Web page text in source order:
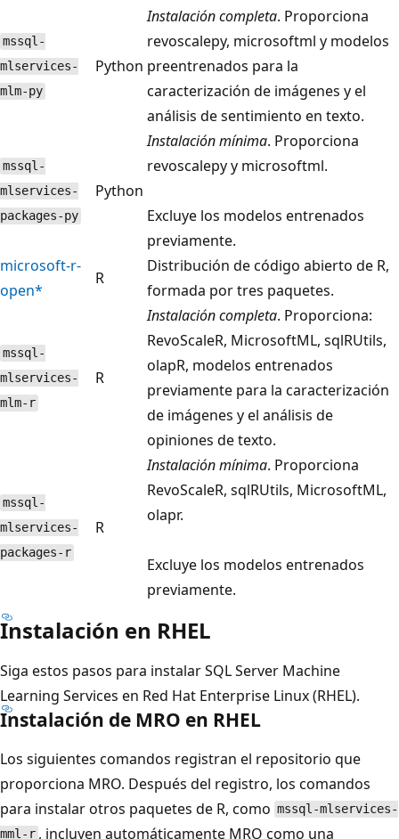
mssql-
mlservices-
mlm-py
Python
Instalación completa. Proporciona
revoscalepy, microsoftml y modelos
preentrenados para la
caracterización de imágenes y el
análisis de sentimiento en texto.
mssql-
mlservices-
packages-py
Python
Instalación mínima. Proporciona
revoscalepy y microsoftml.
Excluye los modelos entrenados
previamente.
microsoft-r-
open*
R
Distribución de código abierto de R,
formada por tres paquetes.
mssql-
mlservices-
mlm-r
R
Instalación completa. Proporciona:
RevoScaleR, MicrosoftML, sqlRUtils,
olapR, modelos entrenados
previamente para la caracterización
de imágenes y el análisis de
opiniones de texto.
mssql-
mlservices-
packages-r
R
Instalación mínima. Proporciona
RevoScaleR, sqlRUtils, MicrosoftML,
olapr.
Excluye los modelos entrenados
previamente.
Instalación en RHEL
Siga estos pasos para instalar SQL Server Machine
Learning Services en Red Hat Enterprise Linux (RHEL).
Instalación de MRO en RHEL
Los siguientes comandos registran el repositorio que
proporciona MRO. Después del registro, los comandos
para instalar otros paquetes de R, como mssql-mlservices-
mml-r , incluyen automáticamente MRO como una